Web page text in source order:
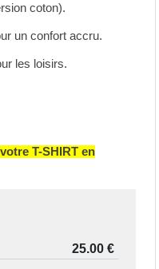
coton).
un confort accru.
les loisirs.
T-SHIRT en